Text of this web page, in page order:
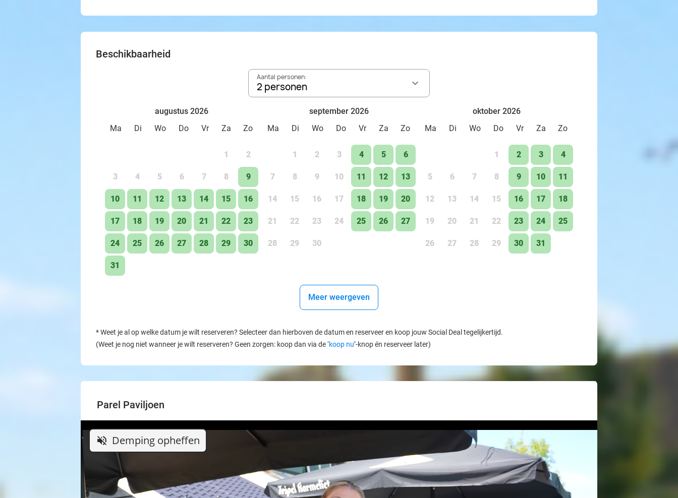
Beschikbaarheid
Aantal personen:
2 personen
augustus 2026
Ma
Di Wo Do Vr Za Zo
1 2
3 4 5 6 7 8 9
10 11 12 13 14 15 16
17 18 19 20 21 22 23
24 25 26 27 28 29 30
31
september 2026
Ma
Di Wo Do Vr Za Zo
1 2 3 4 5 6
7 8 9 10 11 12 13
14 15 16 17 18 19 20
21 22 23 24 25 26 27
28 29 30
oktober 2026
Ma
Di Wo Do Vr Za Zo
1 2 3 4
5 6 7 8 9 10 11
12 13 14 15 16 17 18
19 20 21 22 23 24 25
26 27 28 29 30 31
Meer weergeven
*Weet je al op welke datum je wilt reserveren? Selecteer dan hierboven de datum en reserveer en koop jouw Social Deal tegelijkertijd.
(Weet je nog niet wanneer je wilt reserveren? Geen zorgen: koop dan via de ‘koop nu’-knop én reserveer later)
Parel Paviljoen
volume_off Demping opheffen